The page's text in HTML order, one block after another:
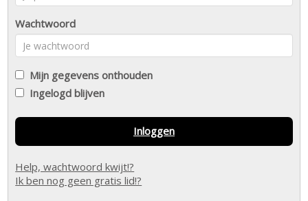
Wachtwoord
Mijn gegevens onthouden
Ingelogd blijven
Inloggen
Help, wachtwoord kwijt!?
Ik ben nog geen gratis lid!?